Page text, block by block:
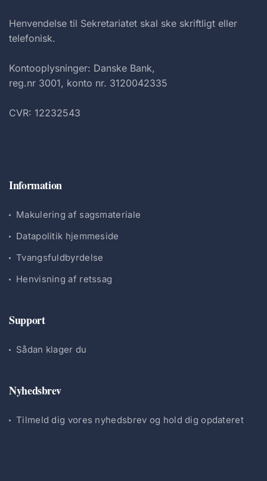
Henvendelse til Sekretariatet skal ske skriftligt eller
telefonisk.
Kontooplysninger: Danske Bank,
reg.nr 3001, konto nr. 3120042335
CVR: 12232543
Information
Makulering af sagsmateriale
Datapolitik hjemmeside
Tvangsfuldbyrdelse
Henvisning af retssag
Support
Sådan klager du
Nyhedsbrev
Tilmeld dig vores nyhedsbrev og hold dig opdateret